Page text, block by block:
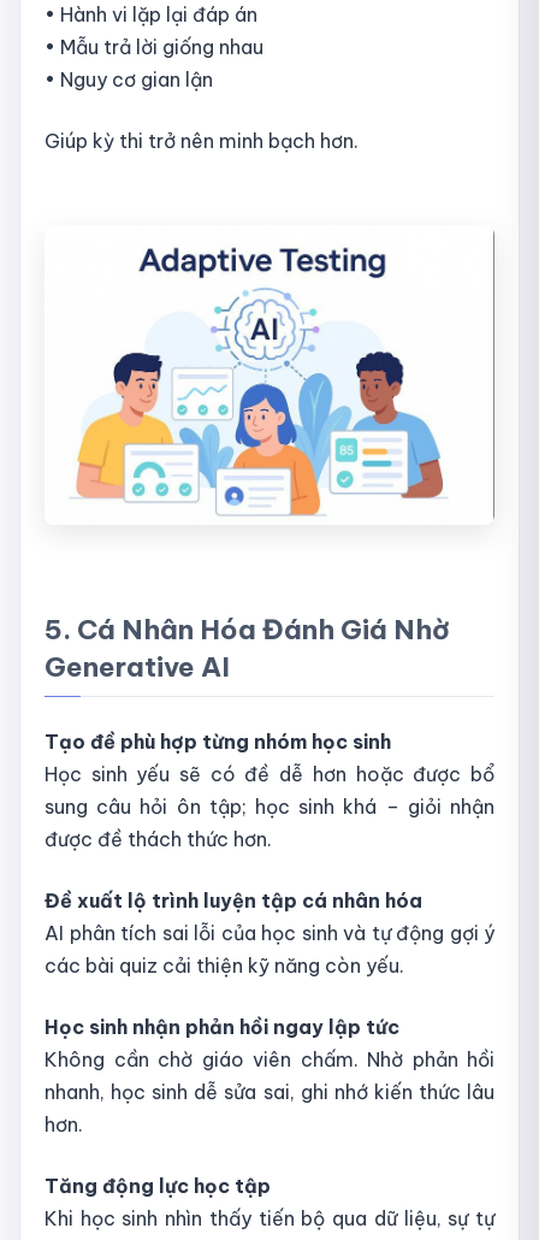
• Hành vi lặp lại đáp án
• Mẫu trả lời giống nhau
• Nguy cơ gian lận
Giúp kỳ thi trở nên minh bạch hơn.
5. Cá Nhân Hóa Đánh Giá Nhờ
Generative AI
Tạo đề phù hợp từng nhóm học sinh
Học sinh yếu sẽ có đề dễ hơn hoặc được bổ
sung câu hỏi ôn tập; học sinh khá – giỏi nhận
được đề thách thức hơn.
Đề xuất lộ trình luyện tập cá nhân hóa
AI phân tích sai lỗi của học sinh và tự động gợi ý
các bài quiz cải thiện kỹ năng còn yếu.
Học sinh nhận phản hồi ngay lập tức
Không cần chờ giáo viên chấm. Nhờ phản hồi
nhanh, học sinh dễ sửa sai, ghi nhớ kiến thức lâu
hơn.
Tăng động lực học tập
Khi học sinh nhìn thấy tiến bộ qua dữ liệu, sự tự